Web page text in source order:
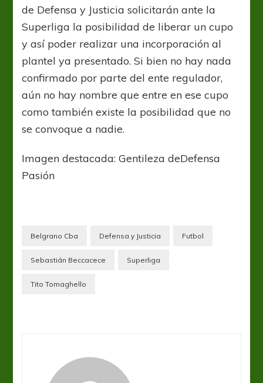
de Defensa y Justicia solicitarán ante la
Superliga la posibilidad de liberar un cupo
y así poder realizar una incorporación al
plantel ya presentado. Si bien no hay nada
confirmado por parte del ente regulador,
aún no hay nombre que entre en ese cupo
como también existe la posibilidad que no
se convoque a nadie.
Imagen destacada: Gentileza deDefensa
Pasión
Belgrano Cba Defensa y Justicia Futbol
Sebastián Beccacece Superliga
Tito Tomaghello